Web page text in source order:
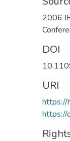
2006
DOI
URI
https://
https://